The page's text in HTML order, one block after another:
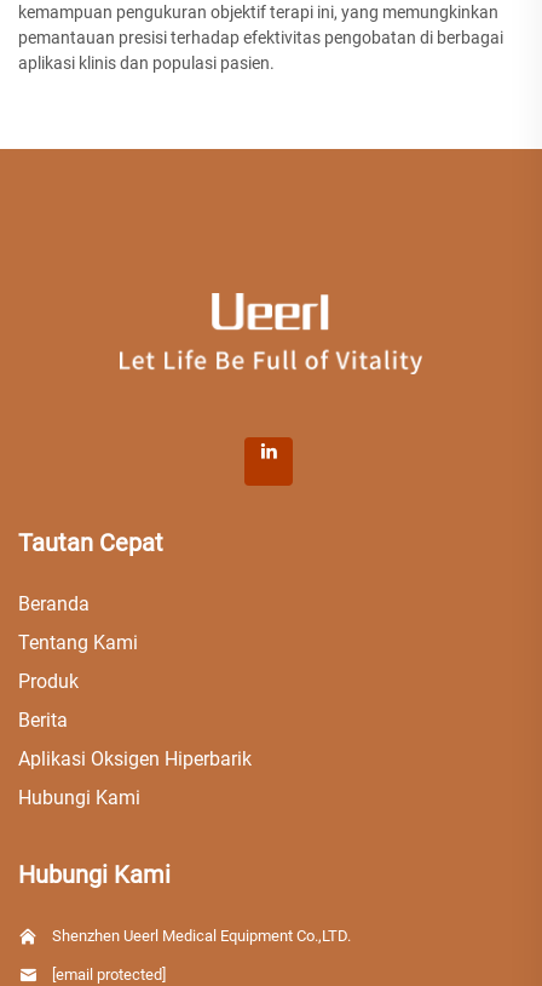
kemampuan pengukuran objektif terapi ini, yang memungkinkan
pemantauan presisi terhadap efektivitas pengobatan di berbagai
aplikasi klinis dan populasi pasien.
Tautan Cepat
Beranda
Tentang Kami
Produk
Berita
Aplikasi Oksigen Hiperbarik
Hubungi Kami
Hubungi Kami
Shenzhen Ueerl Medical Equipment Co.,LTD.
[email protected]